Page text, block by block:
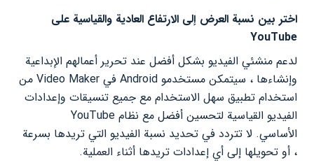
اختر بين نسبة العرض إلى الارتفاع العادية والقياسية على
YouTube
لدعم منشئي الفيديو بشكل أفضل عند تحرير أعمالهم الإبداعية
وإنشاءها ، سيتمكن مستخدمو Android في Video Maker من
استخدام تطبيق سهل الاستخدام مع جميع تنسيقات وإعدادات
الفيديو القياسية لتحسين أفضل مع نظام YouTube
الأساسي. لا تتردد في تحديد نسبة الفيديو التي تريدها بسرعة
، أو تحويلها إلى أي إعدادات تريدها أثناء العملية.